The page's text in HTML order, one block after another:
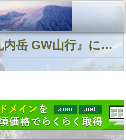
『北海道中南部 札内岳 GW山行』に関連する山行